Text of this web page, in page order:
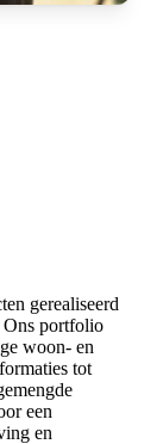
gerealiseerd
Ons portfolio
woon- en
tot
een
en